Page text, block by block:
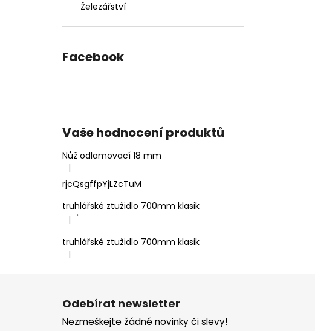
Železářství
Facebook
Vaše hodnocení produktů
Nůž odlamovací 18 mm
Hodnocení produktu je 4 z 5 hvězdiček.
|
rjcQsgffpYjLZcTuM
truhlářské ztužidlo 700mm klasik
Hodnocení produktu je 5 z 5 hvězdiček.
| '
truhlářské ztužidlo 700mm klasik
Hodnocení produktu je 5 z 5 hvězdiček.
|
Z
Odebírat newsletter
Nezmeškejte žádné novinky či slevy!